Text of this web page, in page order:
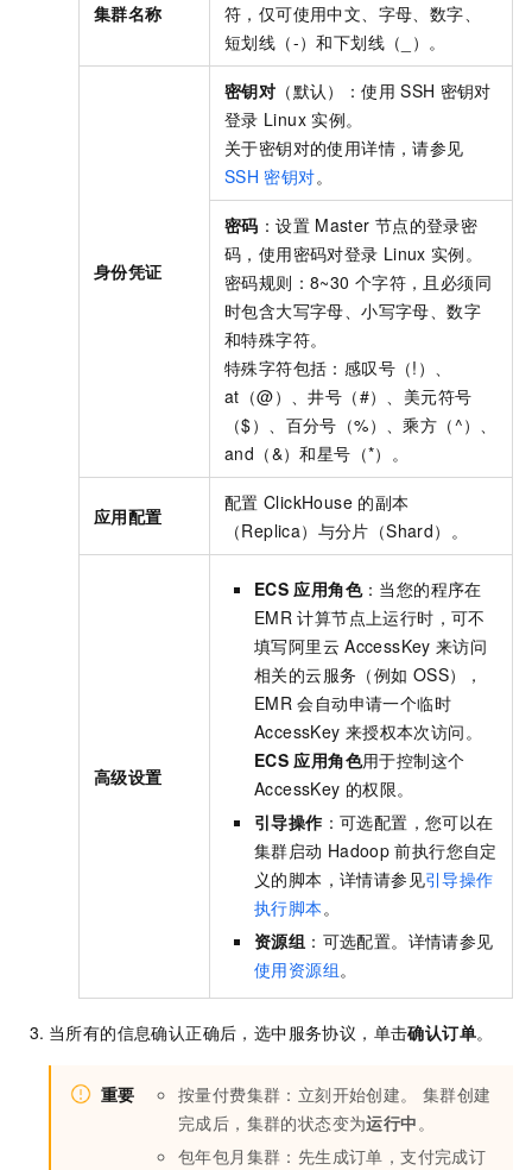
集群名称
符，仅可使用中文、字母、数字、
短划线（-）和下划线（_）。
身份凭证
密钥对 （默认）：使用 SSH 密钥对
登录 Linux 实例。
关于密钥对的使用详情，请参见
SSH 密钥对。
密码 ：设置 Master 节点的登录密
码，使用密码对登录 Linux 实例。
密码规则：8~30 个字符，且必须同
时包含大写字母、小写字母、数字
和特殊字符。
特殊字符包括：感叹号（!）、
at（@）、井号（#）、美元符号
（$）、百分号（%）、乘方（^）、
and（&）和星号（*）。
应用配置
配置 ClickHouse 的副本
（Replica）与分片（Shard）。
高级设置
ECS 应用角色：当您的程序在
EMR 计算节点上运行时，可不
填写阿里云 AccessKey 来访问
相关的云服务（例如 OSS），
EMR 会自动申请一个临时
AccessKey 来授权本次访问。
ECS 应用角色用于控制这个
AccessKey 的权限。
引导操作 ：可选配置，您可以在
集群启动 Hadoop 前执行您自定
义的脚本，详情请参见引导操作
执行脚本。
资源组 ：可选配置。详情请参见
使用资源组。
当所有的信息确认正确后，选中服务协议，单击确认订单。
重要
按量付费集群：立刻开始创建。 集群创建
完成后，集群的状态变为运行中。
包年包月集群：先生成订单，支付完成订